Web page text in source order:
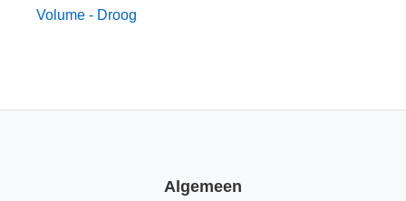
Volume - Droog
Algemeen